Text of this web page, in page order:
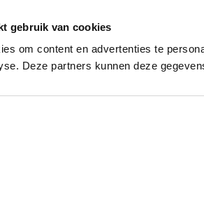
gebruik van cookies
om content en advertenties te
Deze partners kunnen deze